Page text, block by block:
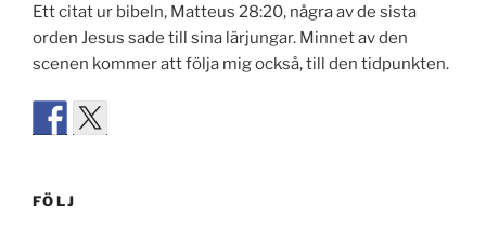
Ett citat ur bibeln, Matteus 28:20, några av de sista
orden Jesus sade till sina lärjungar. Minnet av den
scenen kommer att följa mig också, till den tidpunkten.
FÖLJ